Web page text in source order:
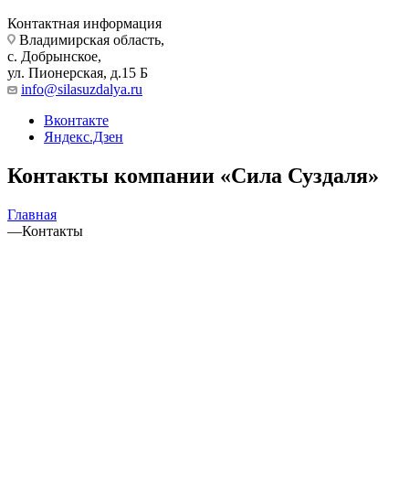
Контактная информация
Владимирская область,
с. Добрынское,
ул. Пионерская, д.15 Б
info@silasuzdalya.ru
Вконтакте
Яндекс.Дзен
Контакты компании «Сила Суздаля»
Главная
—Контакты